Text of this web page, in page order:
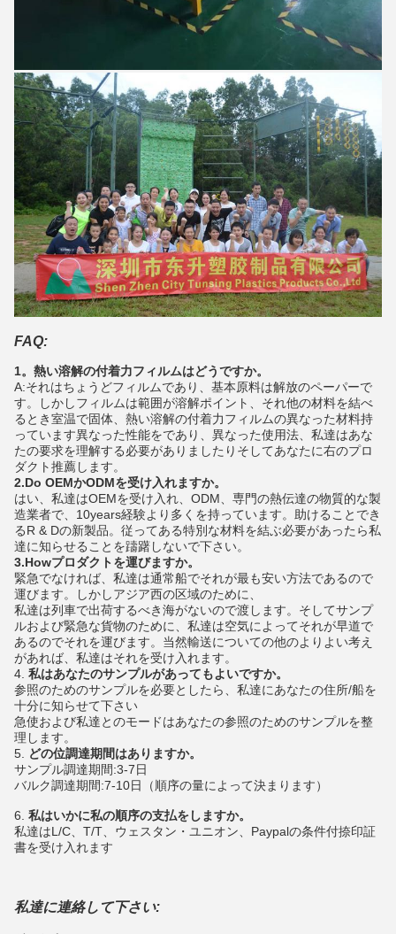
FAQ:
1。熱い溶解の付着力フィルムはどうですか。
A:それはちょうどフィルムであり、基本原料は解放のペーパーで
す。しかしフィルムは範囲が溶解ポイント、それ他の材料を結べ
るとき室温で固体、熱い溶解の付着力フィルムの異なった材料持
っています異なった性能をであり、異なった使用法、私達はあな
たの要求を理解する必要がありましたりそしてあなたに右のプロ
ダクト推薦します。
2.Do OEMかODMを受け入れますか。
はい、私達はOEMを受け入れ、ODM、専門の熱伝達の物質的な製
造業者で、10years経験より多くを持っています。助けることでき
るR & Dの新製品。従ってある特別な材料を結ぶ必要があったら私
達に知らせることを躊躇しないで下さい。
3.Howプロダクトを運びますか。
緊急でなければ、私達は通常船でそれが最も安い方法であるので
運びます。しかしアジア西の区域のために、
私達は列車で出荷するべき海がないので渡します。そしてサンプ
ルおよび緊急な貨物のために、私達は空気によってそれが早道で
あるのでそれを運びます。当然輸送についての他のよりよい考え
があれば、私達はそれを受け入れます。
4. 私はあなたのサンプルがあってもよいですか。
参照のためのサンプルを必要としたら、私達にあなたの住所/船を
十分に知らせて下さい
急使および私達とのモードはあなたの参照のためのサンプルを整
理します。
5.
どの位調達期間はありますか。
サンプル調達期間:3-7日
バルク調達期間:7-10日（順序の量によって決まります）
6. 私はいかに私の順序の支払をしますか。
私達はL/C、T/T、ウェスタン・ユニオン、Paypalの条件付捺印証
書を受け入れます
私達に連絡して下さい: